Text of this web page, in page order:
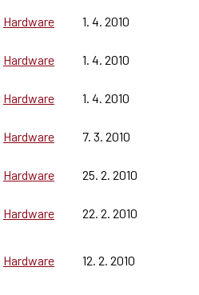
Hardware
1. 4. 2010
Hardware
1. 4. 2010
Hardware
1. 4. 2010
Hardware
7. 3. 2010
Hardware
25. 2. 2010
Hardware
22. 2. 2010
Hardware 12. 2. 2010